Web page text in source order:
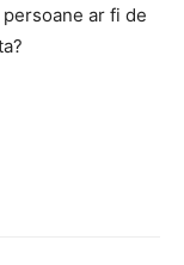
ar fi de